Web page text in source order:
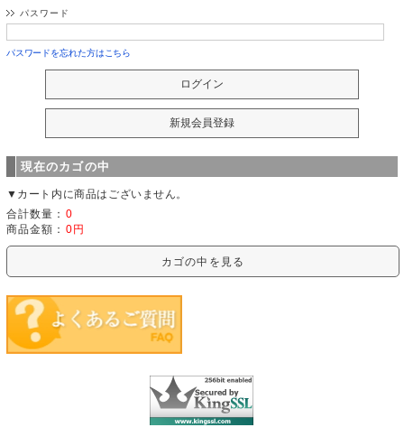
パスワード
パスワードを忘れた方はこちら
現在のカゴの中
▼カート内に商品はございません。
合計数量： 0
商品金額： 0円
カゴの中を見る